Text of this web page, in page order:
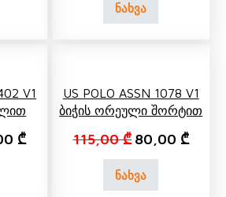
ნახვა
V1
price was: 135,00 ₾.
₾Current price is: 85,00 ₾.
US POLO ASSN 1078 V1
Ბიჭის Ორეული Შორტით
115,00₾ Original price
80,00 ₾
ნახვა